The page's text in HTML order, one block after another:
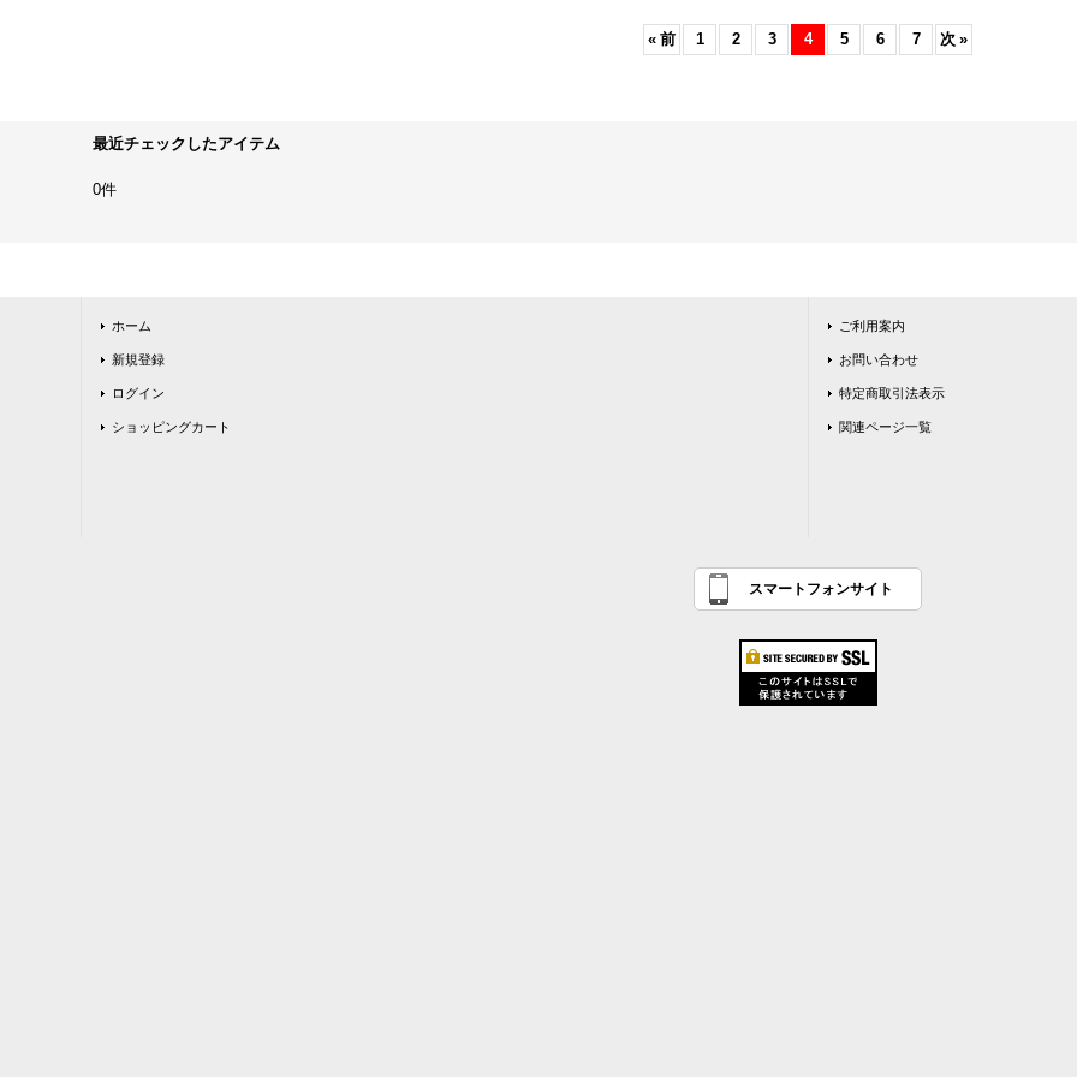
« 前 1 2 3 4 5 6 7 次 »
最近チェックしたアイテム
0件
ホーム
新規登録
ログイン
ショッピングカート
ご利用案内
お問い合わせ
特定商取引法表示
関連ページ一覧
スマートフォンサイト